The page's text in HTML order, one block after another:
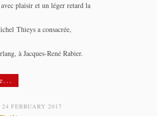
plaisir et un léger retard la
Thieys a consacrée,
à Jacques-René Rabier.
FEBRUARY 2017